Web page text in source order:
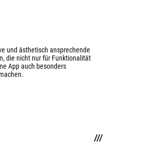
///
und ästhetisch ansprechende
die nicht nur für Funktionalität
App auch besonders